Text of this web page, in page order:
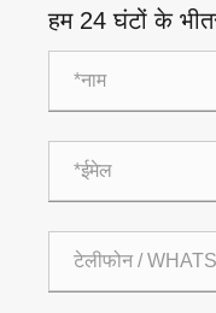
हम 24 घंटों के